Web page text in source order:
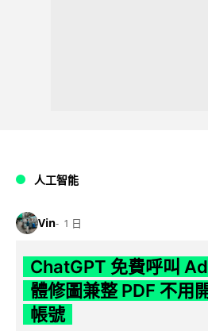
人工智能
Vin 1 日
ChatGPT 免費呼叫
體修圖兼整 PDF 不用
帳號